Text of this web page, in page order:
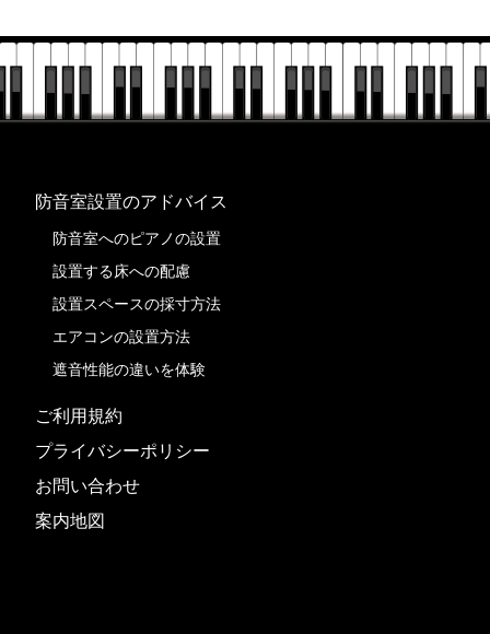
防音室設置のアドバイス
防音室へのピアノの設置
設置する床への配慮
設置スペースの採寸方法
エアコンの設置方法
遮音性能の違いを体験
ご利用規約
プライバシーポリシー
お問い合わせ
案内地図